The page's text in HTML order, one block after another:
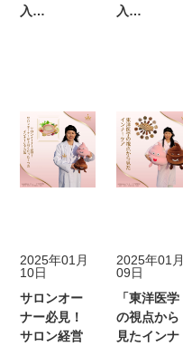
入…
入…
2025年01月
10日
サロンオー
ナー必見！
サロン経営
2025年01月
09日
「東洋医学
の視点から
見たインナ